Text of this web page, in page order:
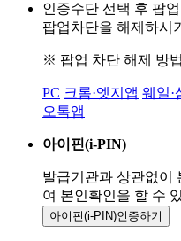
인증수단 선택 후 팝
팝업차단을 해제하시
※ 팝업 차단 해제 방법
PC 크롬·엣지앱 웨일·
오톡앱
아이핀(i-PIN)
발급기관과 상관없이
여 본인확인을 할 수
아이핀(i-PIN)인증하기